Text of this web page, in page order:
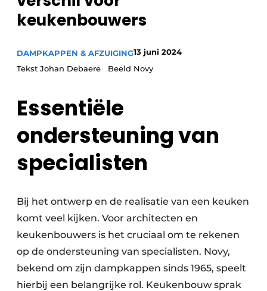
Privacy / Cookie statement
Vacature aanmelden
keukenbouwers
DAMPKAPPEN & AFZUIGING13 juni 2024
Tekst Johan Debaere Beeld Novy
Essentiële
ondersteuning van
specialisten
Bij het ontwerp en de realisatie van een keuken
komt veel kijken. Voor architecten en
keukenbouwers is het cruciaal om te rekenen
op de ondersteuning van specialisten. Novy,
bekend om zijn dampkappen sinds 1965, speelt
hierbij een belangrijke rol. Keukenbouw sprak